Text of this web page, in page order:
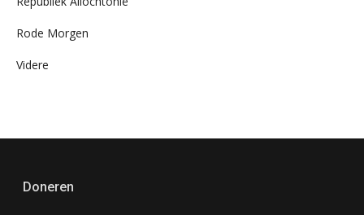
Rode Morgen
Videre
Doneren